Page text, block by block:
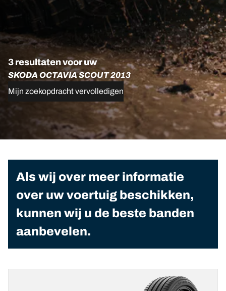
3 resultaten voor uw
SKODA OCTAVIA SCOUT 2013
Mijn zoekopdracht vervolledigen
Als wij over meer informatie
over uw voertuig beschikken,
kunnen wij u de beste banden
aanbevelen.